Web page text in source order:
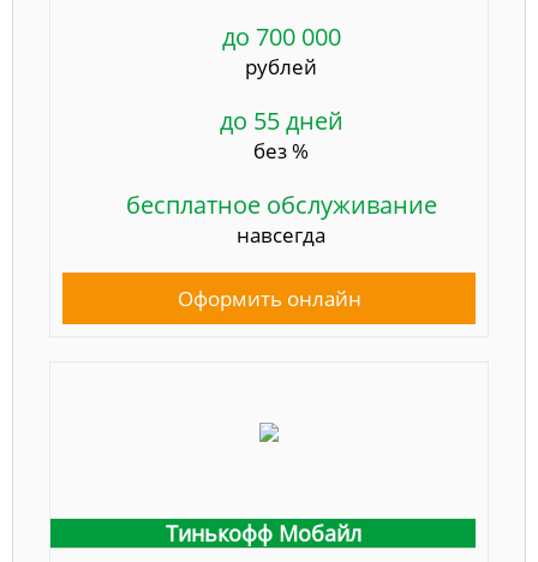
до 700 000
рублей
до 55 дней
без %
бесплатное обслуживание
навсегда
Оформить онлайн
Тинькофф Мобайл